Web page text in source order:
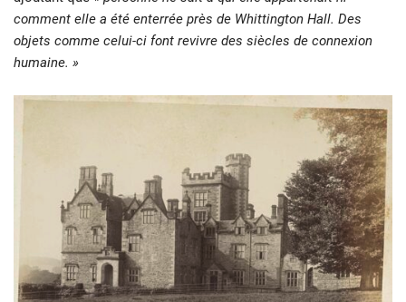
comment elle a été enterrée près de Whittington Hall. Des
objets comme celui-ci font revivre des siècles de connexion
humaine. »